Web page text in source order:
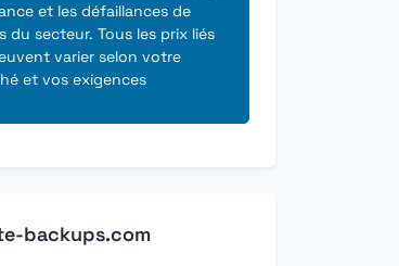
et les défaillances de
du secteur. Tous les prix liés
varier selon votre
et vos exigences
backups.com